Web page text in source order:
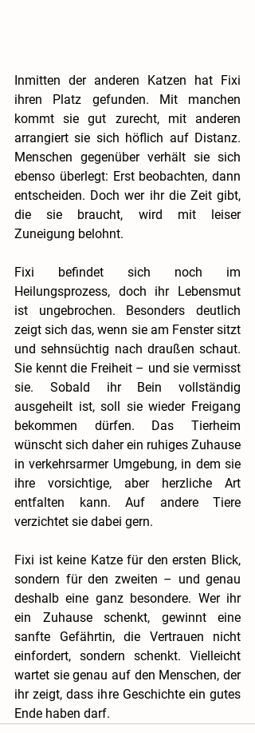
Inmitten der anderen Katzen hat Fixi
ihren Platz gefunden. Mit manchen
kommt sie gut zurecht, mit anderen
arrangiert sie sich höflich auf Distanz.
Menschen gegenüber verhält sie sich
ebenso überlegt: Erst beobachten, dann
entscheiden. Doch wer ihr die Zeit gibt,
die sie braucht, wird mit leiser
Zuneigung belohnt.
Fixi befindet sich noch im
Heilungsprozess, doch ihr Lebensmut
ist ungebrochen. Besonders deutlich
zeigt sich das, wenn sie am Fenster sitzt
und sehnsüchtig nach draußen schaut.
Sie kennt die Freiheit – und sie vermisst
sie. Sobald ihr Bein vollständig
ausgeheilt ist, soll sie wieder Freigang
bekommen dürfen. Das Tierheim
wünscht sich daher ein ruhiges Zuhause
in verkehrsarmer Umgebung, in dem sie
ihre vorsichtige, aber herzliche Art
entfalten kann. Auf andere Tiere
verzichtet sie dabei gern.
Fixi ist keine Katze für den ersten Blick,
sondern für den zweiten – und genau
deshalb eine ganz besondere. Wer ihr
ein Zuhause schenkt, gewinnt eine
sanfte Gefährtin, die Vertrauen nicht
einfordert, sondern schenkt. Vielleicht
wartet sie genau auf den Menschen, der
ihr zeigt, dass ihre Geschichte ein gutes
Ende haben darf.